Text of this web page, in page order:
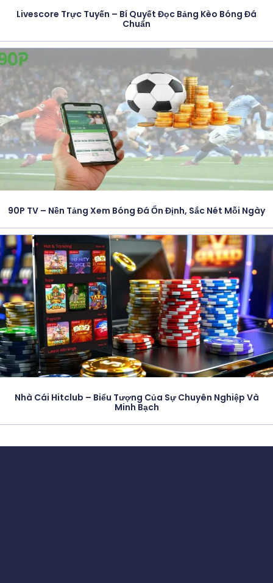
Livescore Trực Tuyến – Bí Quyết Đọc Bảng Kèo Bóng Đá
Chuẩn
90P TV – Nền Tảng Xem Bóng Đá Ổn Định, Sắc Nét Mỗi Ngày
Nhà Cái Hitclub – Biểu Tượng Của Sự Chuyên Nghiệp Và
Minh Bạch